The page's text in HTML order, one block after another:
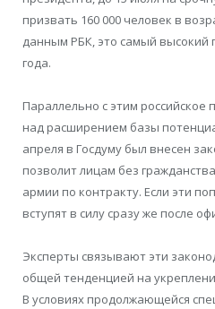
призвать 160 000 человек в
данным РБК, это самый высокий
года.
Параллельно с этим российское
над расширением базы
апреля в Госдуму был внесен
позволит лицам без
армии по контракту. Если эти
вступят в силу сразу же после
Эксперты связывают эти
общей тенденцией на
В условиях продолжающейся